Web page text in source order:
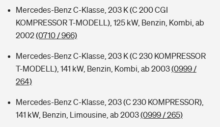
Mercedes-Benz C-Klasse, 203 K (C 200 CGI
KOMPRESSOR T-MODELL), 125 kW, Benzin, Kombi, ab
2002(0710 / 966)
Mercedes-Benz C-Klasse, 203 K (C 230 KOMPRESSOR
T-MODELL), 141 kW, Benzin, Kombi, ab 2003(0999 /
264)
Mercedes-Benz C-Klasse, 203 (C 230 KOMPRESSOR),
141 kW, Benzin, Limousine, ab 2003(0999 / 265)